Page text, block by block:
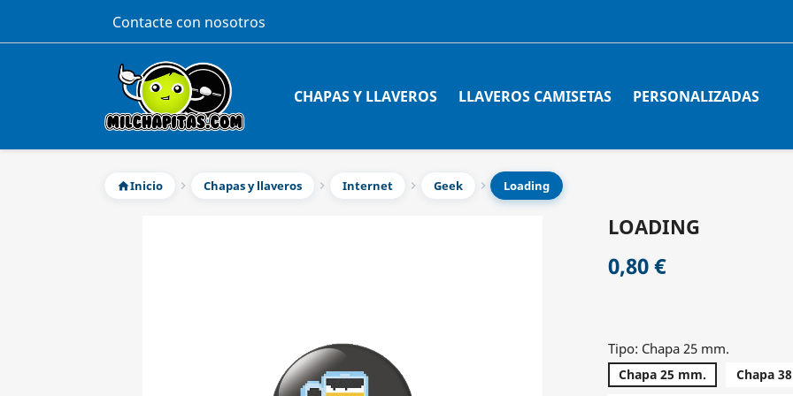
Contacte con nosotros
CHAPAS Y LLAVEROS LLAVEROS CAMISETAS PERSONALIZADAS
Inicio Chapas y llaveros Internet Geek Loading
LOADING
0,80 €
Tipo: Chapa 25 mm.
Chapa 25 mm. Chapa